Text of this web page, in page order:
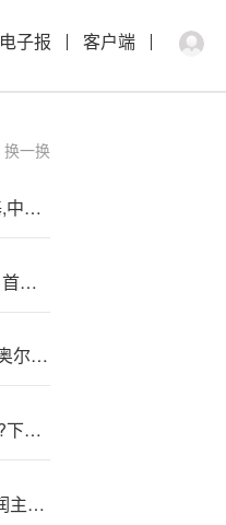
电子报 客户端
换一换
战略“解—码”——筑牢服务根基,中诚信托书写赋能实体新篇章
荣,耀M:agic V Flip2正式发布：首发2亿超清写真镜头，5499元起
“G?P—T之父”杀入脑机接口？奥尔特曼或合作创立公司 对标Neuralink
特斯拉Q3—营收创纪录但利润?下滑 股价盘后一度跌近5%
中?能电气：公司‘三’季度净利润主要来源于公司主营业务